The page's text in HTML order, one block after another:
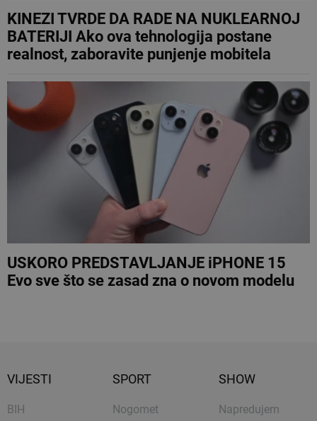
KINEZI TVRDE DA RADE NA NUKLEARNOJ
BATERIJI Ako ova tehnologija postane
realnost, zaboravite punjenje mobitela
USKORO PREDSTAVLJANJE iPHONE 15
Evo sve što se zasad zna o novom modelu
VIJESTI
BIH
SPORT
Nogomet
SHOW
Napredujem